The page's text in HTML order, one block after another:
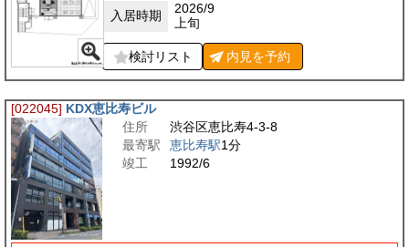
入居時期
2026/9
上旬
検討リスト 内見を予約
[022045] KDX恵比寿ビル
住所
渋谷区恵比寿4-3-8
最寄駅
恵比寿駅1分
竣工
1992/6